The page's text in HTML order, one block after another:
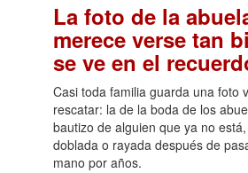
La foto de la
merece verse tan
se ve en el
Casi toda familia guarda una foto
rescatar: la de la boda de los
bautizo de alguien que ya no
doblada o rayada después de
mano por años.